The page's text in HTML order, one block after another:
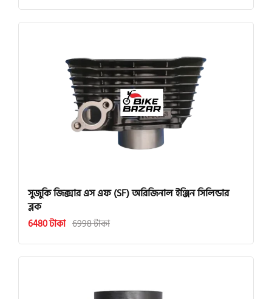
সুজুকি জিক্সার এস এফ (SF) অরিজিনাল ইঞ্জিন সিলিন্ডার
ব্লক
6480 টাকা 6998 টাকা